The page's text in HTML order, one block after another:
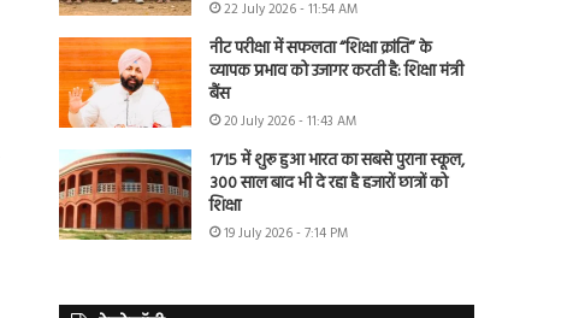
22 July 2026 - 11:54 AM
नीट परीक्षा में सफलता “शिक्षा क्रांति” के
व्यापक प्रभाव को उजागर करती है: शिक्षा मंत्री
बैंस
20 July 2026 - 11:43 AM
1715 में शुरू हुआ भारत का सबसे पुराना स्कूल,
300 साल बाद भी दे रहा है हजारों छात्रों को
शिक्षा
19 July 2026 - 7:14 PM